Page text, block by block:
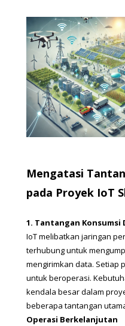
Mengatasi
pada Proyek IoT
1. Tantangan Konsumsi
IoT melibatkan jaringan
terhubung untuk
mengirimkan data. Setiap
untuk beroperasi.
kendala besar dalam
beberapa tantangan
Operasi Berkelanjutan